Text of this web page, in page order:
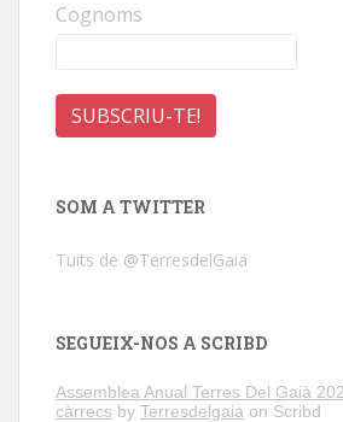
Cognoms
SOM A TWITTER
Tuits de @TerresdelGaia
SEGUEIX-NOS A SCRIBD
Assemblea Anual Terres Del Gaià
càrrecs by Terresdelgaia on Scribd